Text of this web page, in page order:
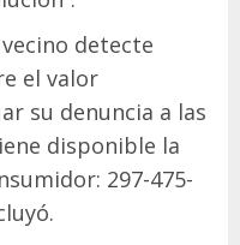
detecte
el valor
su denuncia a las
disponible la
297-475-